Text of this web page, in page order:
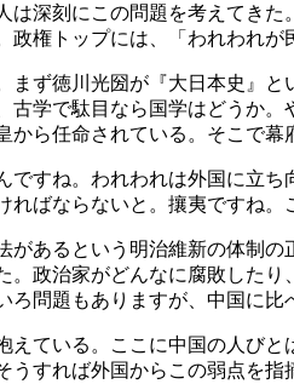
深刻にこの問題を考えてき
権トップには、「われわれ
ず徳川光圀が『大日本史』
学で駄目なら国学はどうか
ら任命されている。そこで
すね。われわれは外国に立
ばならないと。攘夷ですね。
あるという明治維新の体制
政治家がどんなに腐敗した
問題もありますが、中国に比
ている。ここに中国の人び
すれば外国からこの弱点を